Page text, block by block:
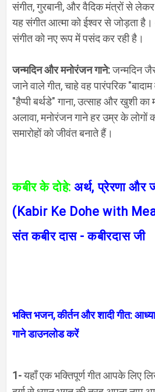
संगीत,गुरबानी,और वैदिक मंत्रों से
यह संगीत आत्मा को ईश्वर से जोड़ता
संगीत को नए रूप में पसंद कर रही है।
जन्मदिन और मनोरंजन गाने:जन्मदिन
जाने वाले गीत,चाहे वह पारंपरिक "बादाम
"हैप्पी बर्थडे" गाना,उत्साह और खुशी का
अलावा,मनोरंजन गाने हर उम्र के लोगों
समारोहों को जीवंत बनाते हैं।
कबीर के दोहे: अर्थ,प्रेरणा और
( Kabir Ke Dohe with
संत कबीर दास - कबीरदास जी
भक्ति भजन,कीर्तन और शादी गीत:
गाने डाउनलोड करें
1-यहाँ एक भक्तिपूर्ण गीत आपके लिए